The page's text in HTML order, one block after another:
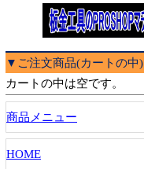
▼ご注文商品(カートの中)
カートの中は空です。
商品メニュー
HOME